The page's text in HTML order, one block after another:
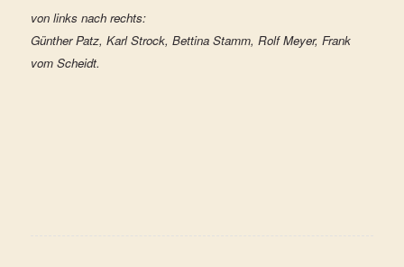
von links nach rechts:
Günther Patz, Karl Strock, Bettina Stamm, Rolf Meyer, Frank
vom Scheidt.